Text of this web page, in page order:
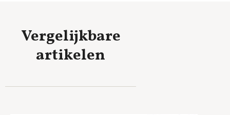
Vergelijkbare
artikelen